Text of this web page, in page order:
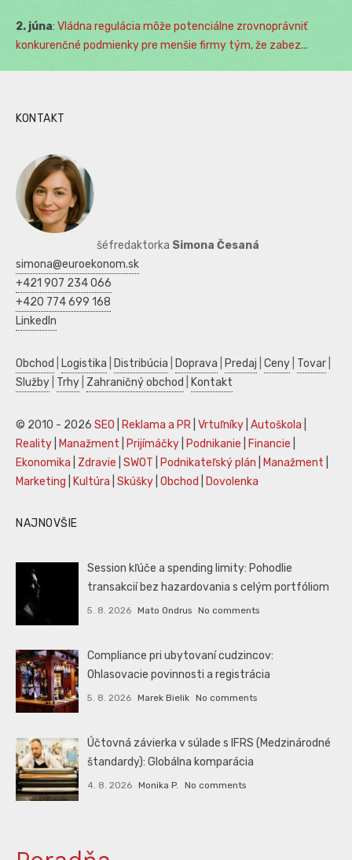
2. júna: Vládna regulácia môže potenciálne zrovnoprávniť
konkurenčné podmienky pre menšie firmy tým, že zabez...
KONTAKT
šéfredaktorka Simona Česaná
simona@euroekonom.sk
+421 907 234 066
+420 774 699 168
LinkedIn
Obchod Logistika Distribúcia Doprava Predaj Ceny Tovar
Služby Trhy Zahraničný obchod Kontakt
© 2010 - 2026 SEO Reklama a PR Vrtuľníky Autoškola
Reality
Manažment Prijímáčky Podnikanie Financie
Ekonomika
Zdravie SWOT Podnikateľský plán Manažment
Marketing
Kultúra Skúšky Obchod Dovolenka
NAJNOVŠIE
Session kľúče a spending limity: Pohodlie
transakcií bez hazardovania s celým portfóliom
5. 8. 2026 Mato Ondrus No comments
Compliance pri ubytovaní cudzincov:
Ohlasovacie povinnosti a registrácia
5. 8. 2026 Marek Bielik No comments
Účtovná závierka v súlade s IFRS (Medzinárodné
štandardy): Globálna komparácia
4. 8. 2026 Monika P. No comments